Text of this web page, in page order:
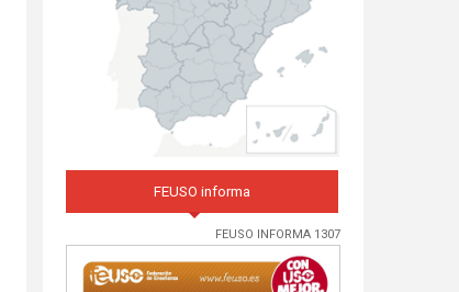
FEUSO informa
FEUSO INFORMA 1307